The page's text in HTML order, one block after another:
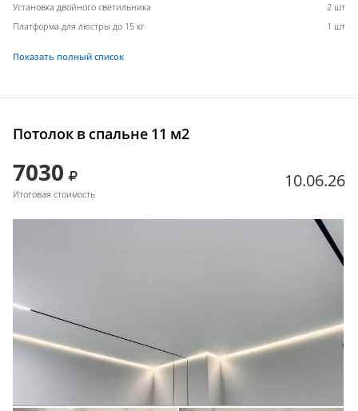
Установка двойного светильника
2 шт
Платформа для люстры до 15 кг
1 шт
Показать полный список
Потолок в спальне 11 м2
7030
Итоговая стоимость
10.06.26